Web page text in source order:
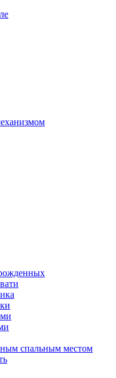
спальным местом